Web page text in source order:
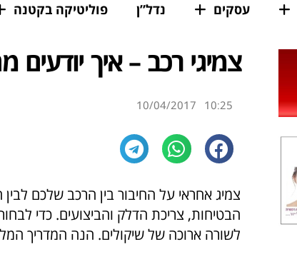
עסקים נדל”ן פוליטיקה בקטנה
צמיגי רכב – איך יודעים
10:25
10/04/2017
צמיג אחראי על החיבור בין הרכב שלכם
הבטיחות, צריכת הדלק והביצועים. כדי
לשורה ארוכה של שיקולים. הנה המדריך